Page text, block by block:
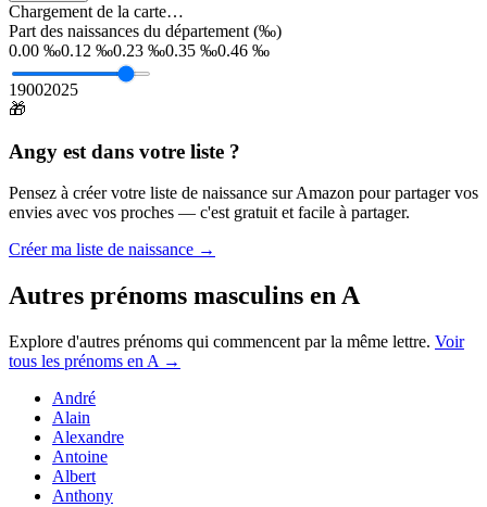
Chargement de la carte…
Part des naissances du département (‰)
0.00 ‰0.12 ‰0.23 ‰0.35 ‰0.46 ‰
19002025
🎁
Angy est dans votre liste ?
Pensez à créer votre liste de naissance sur Amazon pour partager vos
envies avec vos proches — c'est gratuit et facile à partager.
Créer ma liste de naissance →
Autres prénoms masculins en A
Explore d'autres prénoms qui commencent par la même lettre. Voir
tous les prénoms en A →
André
Alain
Alexandre
Antoine
Albert
Anthony